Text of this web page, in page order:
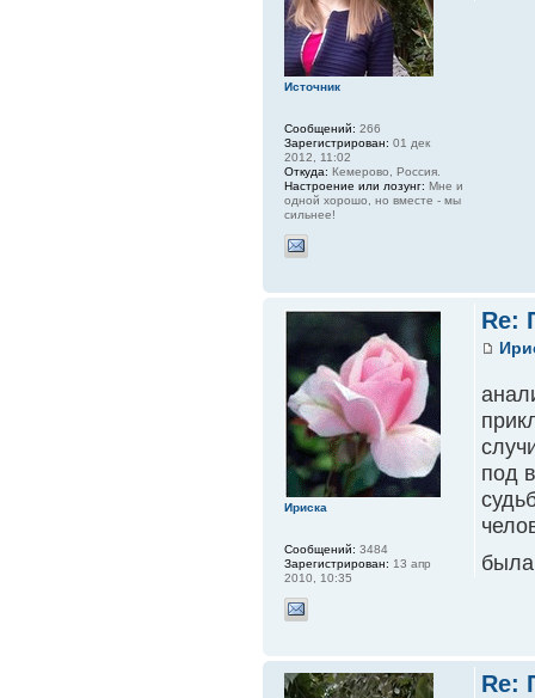
Источник
Сообщений: 266
Зарегистрирован: 01 дек
2012, 11:02
Откуда: Кемерово, Россия.
Настроение или лозунг: Мне и
одной хорошо, но вместе - мы
сильнее!
Re:
под
Ириска
Сообщений: 3484
Зарегистрирован: 13 апр
2010, 10:35
Re: